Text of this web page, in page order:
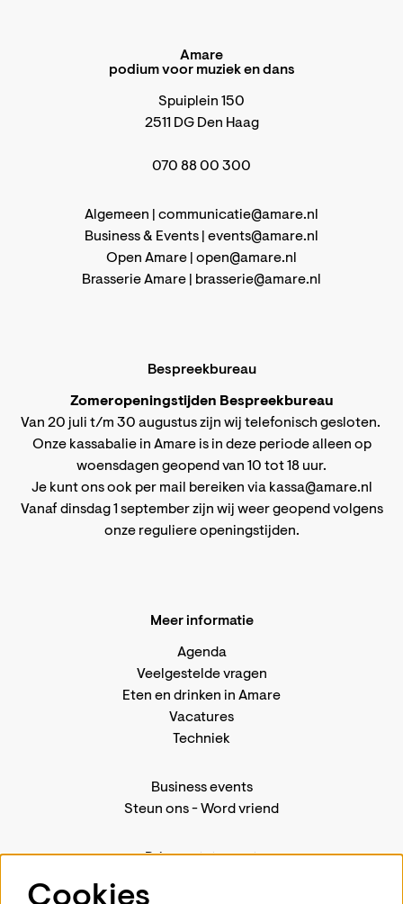
Amare
podium voor muziek en dans
Spuiplein 150
2511 DG Den Haag
070 88 00 300
Algemeen | communicatie@amare.nl
Business & Events | events@amare.nl
Open Amare | open@amare.nl
Brasserie Amare |
brasserie@amare.nl
Bespreekbureau
Zomeropeningstijden Bespreekbureau
Van 20 juli t/m 30 augustus zijn wij telefonisch gesloten.
Onze kassabalie in Amare is in deze periode alleen op
woensdagen geopend van 10 tot 18 uur.
Je kunt ons ook per mail bereiken via kassa@amare.nl
Vanaf dinsdag 1 september zijn wij weer geopend volgens
onze reguliere openingstijden.
Meer informatie
Agenda
Veelgestelde vragen
Eten en drinken in Amare
Vacatures
Techniek
Business events
Steun ons-Word vriend
Privacystatement